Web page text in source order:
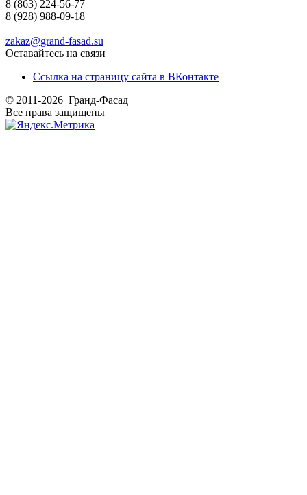
8 (863) 224-56-77
8 (928) 988-09-18
zakaz@grand-fasad.su
Оставайтесь на связи
Ссылка на страницу сайта в ВКонтакте
© 2011-2026 Гранд-Фасад
Все права защищены